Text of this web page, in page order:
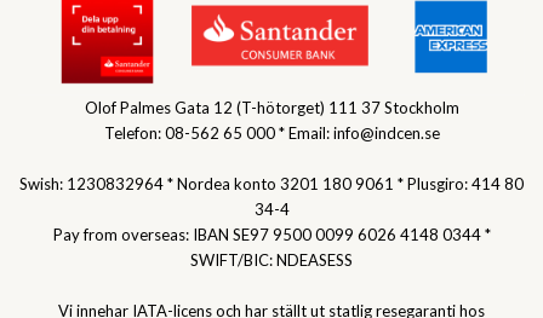
Olof Palmes Gata 12 (T-hötorget) 111 37 Stockholm
Telefon: 08-562 65 000 * Email: info@indcen.se
Swish: 1230832964 * Nordea konto 3201 180 9061 * Plusgiro: 414 80
34-4
Pay from overseas: IBAN SE97 9500 0099 6026 4148 0344 *
SWIFT/BIC: NDEASESS
Vi innehar IATA-licens och har ställt ut statlig resegaranti hos